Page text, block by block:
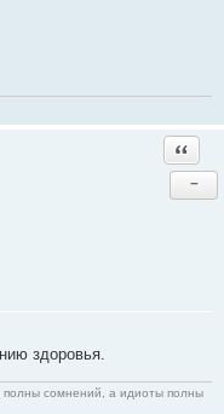
−
здоровья.
полны сомнений, а идиоты полны